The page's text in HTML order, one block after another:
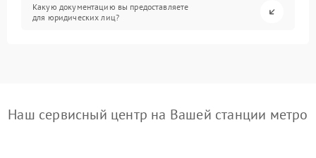
Какую документацию вы предоставляете
для юридических лиц?
Наш сервисный центр на Вашей станции метро